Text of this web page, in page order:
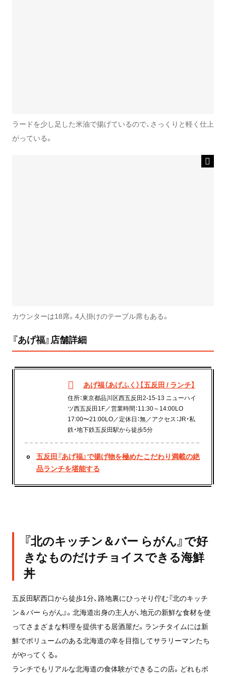
ラードを少し足した米油で揚げているので、さっくりと軽く仕上
がっている。
カウンターは18席。4人掛けのテーブル席もある。
『あげ福』店舗詳細
あげ福（あげふく）【五反田 / ランチ】
住所：東京都品川区西五反田2-15-13 ニューハイ
ツ西五反田1F／営業時間：11:30～14:00LO
17:00〜21:00LO／定休日：無／アクセス：JR・私
鉄・地下鉄五反田駅から徒歩5分
五反田『あげ福』で揚げ物を極めたこだわり満載の絶
品ランチを堪能する
『北のキッチン＆バー らがん』で好
きなものだけチョイスできる海鮮
丼
五反田駅西口から徒歩1分、路地裏にひっそり佇む『北のキッチ
ン＆バー らがん』。北海道出身の主人が、地元の新鮮な食材を使
ってさまざまな料理を提供する居酒屋だ。ランチタイムには新
鮮でボリュームのある北海道の幸を目指してサラリーマンたち
がやってくる。
ランチでもリアルな北海道の食体験ができるこの店。どれもボ